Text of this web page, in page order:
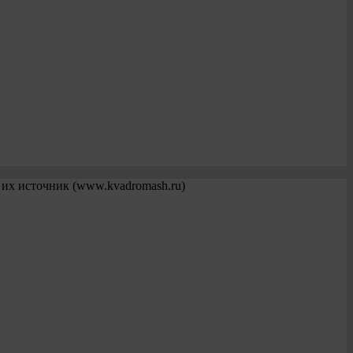
источник (www.kvadromash.ru)